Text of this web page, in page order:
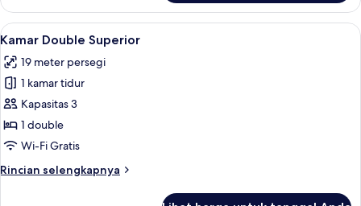
Deluxe
Double
Room
Lihat
semua
foto
untuk
Kamar
Double
Superior
Kamar Double Superior | Seprai
11
Kamar Double Superior
19 meter persegi
1 kamar tidur
Kapasitas 3
1 double
Wi-Fi Gratis
Rincian selengkapnya
Rincian